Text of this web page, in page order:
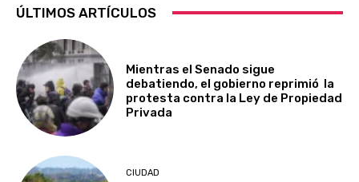
ÚLTIMOS ARTÍCULOS
Mientras el Senado sigue
debatiendo, el gobierno reprimió la
protesta contra la Ley de Propiedad
Privada
CIUDAD